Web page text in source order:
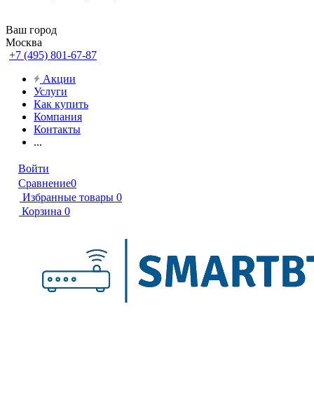
Ваш город
Москва
+7 (495) 801-67-87
Акции
Услуги
Как купить
Компания
Контакты
...
Войти
Сравнение0
Избранные товары 0
Корзина 0